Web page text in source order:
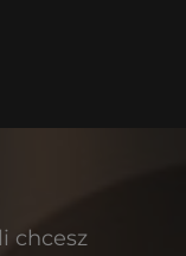
chcesz